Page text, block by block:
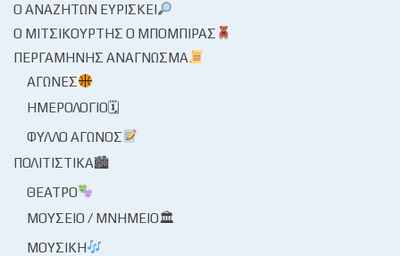
Ο ΑΝΑΖΗΤΏΝ ΕΥΡΊΣΚΕΙ
Ο ΜΙΤΣΙΚΟΥΡΤΉΣ Ο ΜΠΌΜΠΙΡΑΣ
ΠΕΡΓΑΜΗΝΉΣ ΑΝΆΓΝΩΣΜΑ
ΑΓΏΝΕΣ
ΗΜΕΡΟΛΌΓΙΟ🗓
ΦΎΛΛΟ ΑΓΏΝΟΣ
ΠΟΛΙΤΙΣΤΙΚΆ🏙
ΘΈΑΤΡΟ
ΜΟΥΣΕΊΟ / ΜΝΗΜΕΊΟ🏛
ΜΟΥΣΙΚΉ